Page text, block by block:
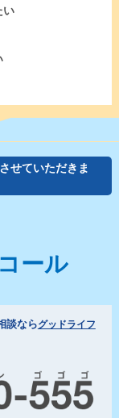
い
せていただきま
ール
談ならグッドライフ